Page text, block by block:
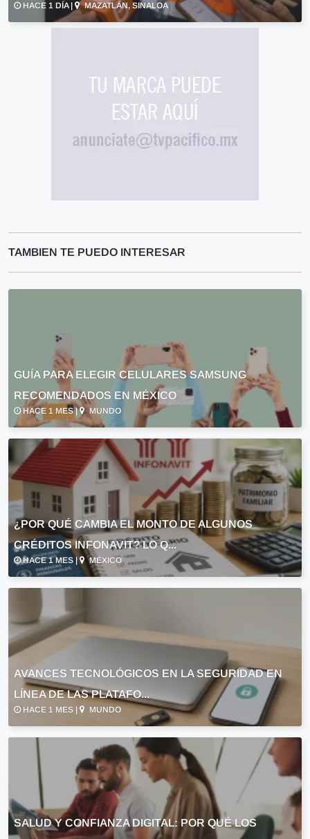
HACE 1 DÍA | MAZATLÁN, SINALOA
TAMBIEN TE PUEDO INTERESAR
GUÍA PARA ELEGIR CELULARES SAMSUNG
RECOMENDADOS EN MÉXICO
HACE 1 MES | MUNDO
¿POR QUÉ CAMBIA EL MONTO DE ALGUNOS
CRÉDITOS INFONAVIT? LO Q...
HACE 1 MES | MÉXICO
AVANCES TECNOLÓGICOS EN LA SEGURIDAD EN
LÍNEA DE LAS PLATAFO...
HACE 1 MES | MUNDO
SALUD Y CONFIANZA DIGITAL: POR QUÉ LOS